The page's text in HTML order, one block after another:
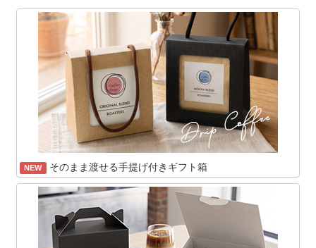
NEW そのまま渡せる手提げ付きギフト箱